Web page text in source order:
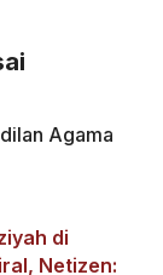
Agama
di
Netizen: